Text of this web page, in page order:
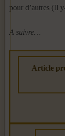
pour d’autres (Il
A suivre…
Article